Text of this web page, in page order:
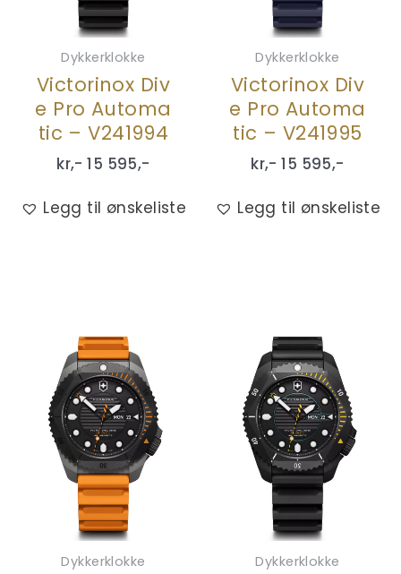
Dykkerklokke
Victorinox Div
e Pro Automa
tic – V241994
kr,- 15 595,-
Legg til ønskeliste
Dykkerklokke
Victorinox Div
e Pro Automa
tic – V241995
kr,- 15 595,-
Legg til ønskeliste
Dykkerklokke Dykkerklokke